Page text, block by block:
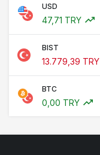
USD
47,71 TRY
BIST
13.779,39 TRY
BTC
0,00 TRY